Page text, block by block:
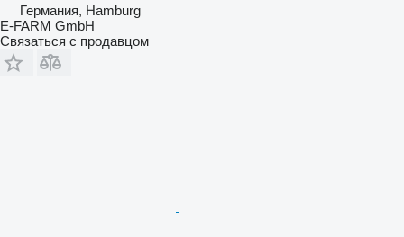
Германия, Hamburg
E-FARM GmbH
Связаться с продавцом